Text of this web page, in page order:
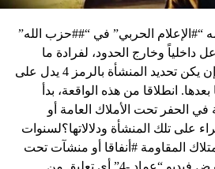
“#الإعلام الحربي” في “##حزب الله”
“عماد-4” يتفاعل داخلياً وخارج الحدود، لفرادة ما
كشف عنه من قدرات، وإن يكن تحديد المنشأة بالرمز 4 يدل على
انطلاقا من هذه الواقعة، بدأ
الحفر تحت الأملاك العامة أو
على تلك المنشأة ودلالاتها؟لسنوات
المقاومة #أنفاقا أو منشآت تحت